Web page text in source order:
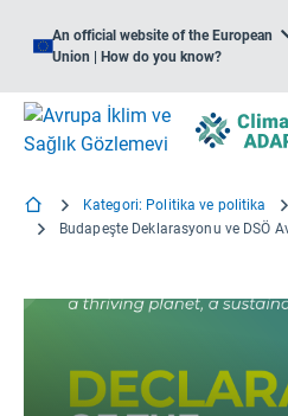
An official website of the European
Union | How do you know?
Kategori: Politika ve politika